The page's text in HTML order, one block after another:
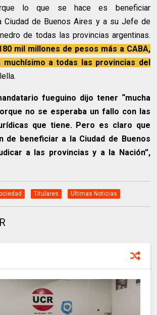
lo que se hace es beneficiar
Ciudad de Buenos Aires y a su Jefe de
de todas las provincias argentinas.
mil millones de pesos más a CABA,
muchísimo a todas las provincias del
fueguino dijo tener “mucha
no se esperaba un fallo con las
que tiene. Pero es claro que
de beneficiar a la Ciudad de Buenos
a las provincias y a la Nación”,
Titulares Ultimas Noticias